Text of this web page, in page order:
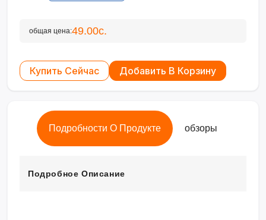
общая цена:49.00с.
Купить Сейчас Добавить В Корзину
Подробности О Продукте обзоры
Подробное Описание